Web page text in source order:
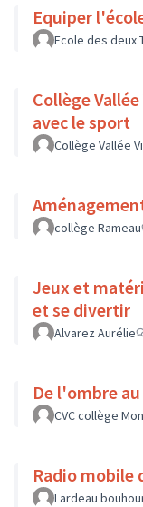
Equiper
Ecole des deux
Collège Vallée Violette :
avec le sport
Collège Vallée
collège Rameau
Jeux et
et se divertir
Alvarez Aurélie
De l'ombre
CVC collège
Radio mobile
Lardeau